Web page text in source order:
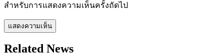
สำหรับการแสดงความเห็นครั้งถัดไป
Related News